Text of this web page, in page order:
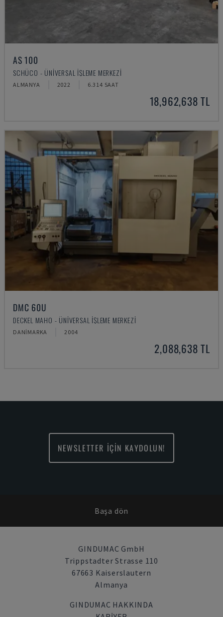
AS 100
SCHÜCO - ÜNIVERSAL İŞLEME MERKEZI
ALMANYA 2022 6.314 SAAT
18,962,638 TL
DMC 60U
DECKEL MAHO - ÜNIVERSAL İŞLEME MERKEZI
DANIMARKA 2004
2,088,638 TL
NEWSLETTER İÇİN KAYDOLUN!
Başa dön
GINDUMAC GmbH
Trippstadter Strasse 110
67663 Kaiserslautern
Almanya
GINDUMAC HAKKINDA